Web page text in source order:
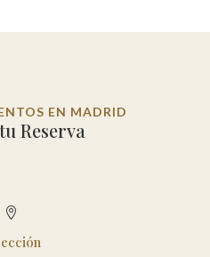
EN MADRID
Reserva
